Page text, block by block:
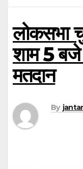
लोकसभा
शाम 5 बजे
मतदान
By